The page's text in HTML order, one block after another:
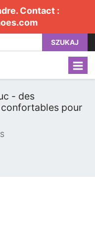
Contact :
SZUKAJ
- des
pour